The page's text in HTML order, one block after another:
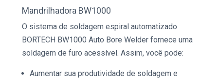
MandrilhadoraBW1000
O sistema de soldagem espiral automatizado
BORTECH BW1000 Auto Bore Welder fornece uma
soldagem de furo acessível. Assim, você pode:
Aumentar sua produtividade de soldagem e